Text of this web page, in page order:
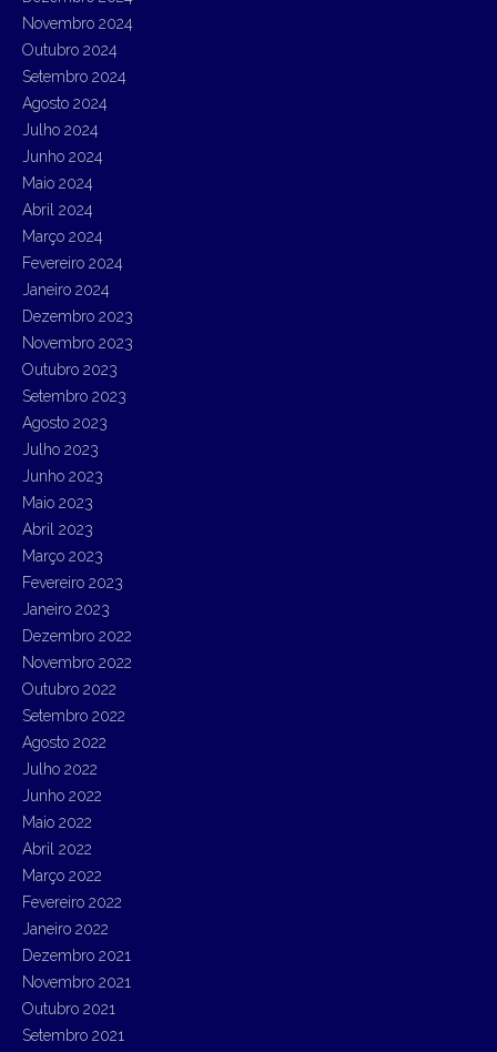
Novembro 2024
Outubro 2024
Setembro 2024
Agosto 2024
Julho 2024
Junho 2024
Maio 2024
Abril 2024
Março 2024
Fevereiro 2024
Janeiro 2024
Dezembro 2023
Novembro 2023
Outubro 2023
Setembro 2023
Agosto 2023
Julho 2023
Junho 2023
Maio 2023
Abril 2023
Março 2023
Fevereiro 2023
Janeiro 2023
Dezembro 2022
Novembro 2022
Outubro 2022
Setembro 2022
Agosto 2022
Julho 2022
Junho 2022
Maio 2022
Abril 2022
Março 2022
Fevereiro 2022
Janeiro 2022
Dezembro 2021
Novembro 2021
Outubro 2021
Setembro 2021